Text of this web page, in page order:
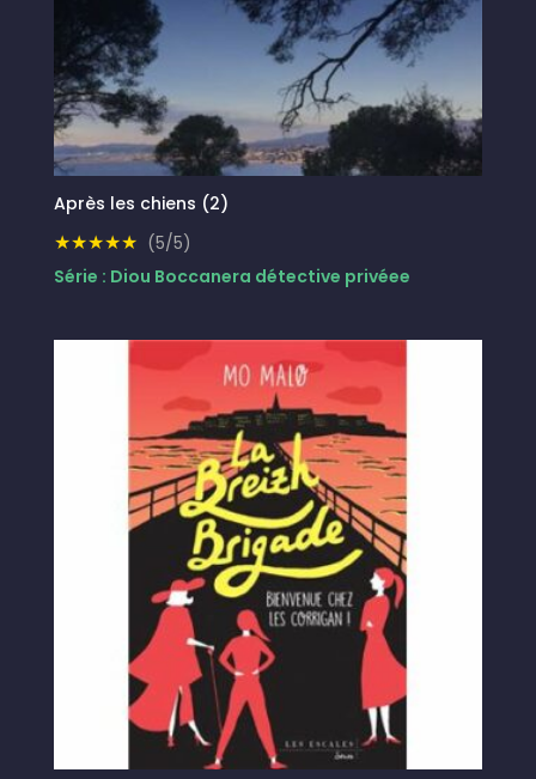
Après les chiens (2)
★★★★★ (5/5)
Série : Diou Boccanera détective privéee